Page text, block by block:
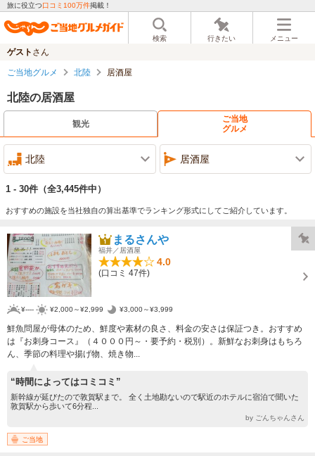
旅に役立つ口コミ100万件掲載！
検索 行きたい メニュー
ゲスト さん
ご当地グルメ 北陸 居酒屋
北陸の居酒屋
観光
ご当地
グルメ
北陸 居酒屋
1 - 30件 （全3,445件中）
おすすめの施設を当社独自の算出基準でランキング形式にしてご紹介しています。
まるさんや
福井／居酒屋
4.0
(口コミ 47件)
¥---- ¥2,000～¥2,999 ¥3,000～¥3,999
鮮魚問屋が母体のため、鮮度や素材の良さ、料金の安さは保証つき。おすすめ
は『お刺身コース』（４０００円～・要予約・税別）。新鮮なお刺身はもちろ
ん、季節の料理や揚げ物、焼き物...
“時間によってはコミコミ”
新幹線が延びたので敦賀駅まで。 全く土地勘ないので駅近のホテルに宿泊で聞いた
敦賀駅から歩いて6分程...
by ごんちゃんさん
ご当地